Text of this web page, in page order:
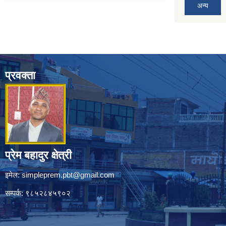
अन्य
प्रवक्ता
प्रेम बहादुर क्षेत्री
इमेल:simpleprem.pbt@gmail.com
सम्पर्क: ९८५२८४५९०२